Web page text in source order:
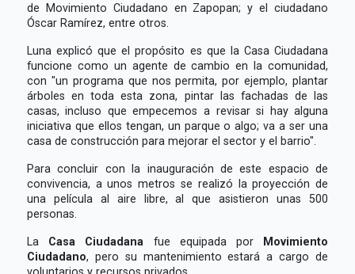
de Movimiento Ciudadano en Zapopan; y el ciudadano
Óscar Ramírez, entre otros.
Luna explicó que el propósito es que la Casa Ciudadana
funcione como un agente de cambio en la comunidad,
con "un programa que nos permita, por ejemplo, plantar
árboles en toda esta zona, pintar las fachadas de las
casas, incluso que empecemos a revisar si hay alguna
iniciativa que ellos tengan, un parque o algo; va a ser una
casa de construcción para mejorar el sector y el barrio".
Para concluir con la inauguración de este espacio de
convivencia, a unos metros se realizó la proyección de
una película al aire libre, al que asistieron unas 500
personas.
La Casa Ciudadana fue equipada por Movimiento
Ciudadano, pero su mantenimiento estará a cargo de
voluntarios y recursos privados.